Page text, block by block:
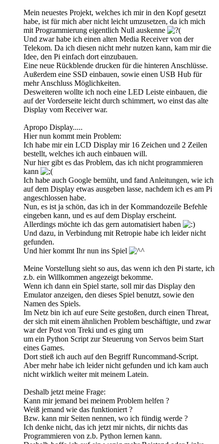
Mein neuestes Projekt, welches ich mir in den Kopf gesetzt
habe, ist für mich aber nicht leicht umzusetzen, da ich mich
mit Programmierung eigentlich Null auskenne
Und zwar habe ich einen alten Media Receiver von der
Telekom. Da ich diesen nicht mehr nutzen kann, kam mir die
Idee, den Pi einfach dort einzubauen.
Eine neue Rückblende drucken für die hinteren Anschlüsse.
Außerdem eine SSD einbauen, sowie einen USB Hub für
mehr Anschluss Möglichkeiten.
Desweiteren wollte ich noch eine LED Leiste einbauen, die
auf der Vorderseite leicht durch schimmert, wo einst das alte
Display vom Receiver war.
Apropo Display.....
Hier nun kommt mein Problem:
Ich habe mir ein LCD Display mir 16 Zeichen und 2 Zeilen
bestellt, welches ich auch einbauen will.
Nur hier gibt es das Problem, das ich nicht programmieren
kann
Ich habe auch Google bemüht, und fand Anleitungen, wie ich
auf dem Display etwas ausgeben lasse, nachdem ich es am Pi
angeschlossen habe.
Nun, es ist ja schön, das ich in der Kommandozeile Befehle
eingeben kann, und es auf dem Display erscheint.
Allerdings möchte ich das gern automatisiert haben
Und dazu, in Verbindung mit Retropie habe ich leider nicht
gefunden.
Und hier kommt Ihr nun ins Spiel
Meine Vorstellung sieht so aus, das wenn ich den Pi starte, ich
z.b. ein Willkommen angezeigt bekomme.
Wenn ich dann ein Spiel starte, soll mir das Display den
Emulator anzeigen, den dieses Spiel benutzt, sowie den
Namen des Spiels.
Im Netz bin ich auf eure Seite gestoßen, durch einen Threat,
der sich mit einem ähnlichen Problem beschäftigte, und zwar
war der Post von Treki und es ging um
um ein Python Script zur Steuerung von Servos beim Start
eines Games.
Dort stieß ich auch auf den Begriff Runcommand-Script.
Aber mehr habe ich leider nicht gefunden und ich kam auch
nicht wirklich weiter mit meinem Latein.
Deshalb jetzt meine Frage:
Kann mir jemand bei meinem Problem helfen ?
Weiß jemand wie das funktioniert ?
Bzw. kann mir Seiten nennen, wo ich fündig werde ?
Ich denke nicht, das ich jetzt mir nichts, dir nichts das
Programmieren von z.b. Python lernen kann.